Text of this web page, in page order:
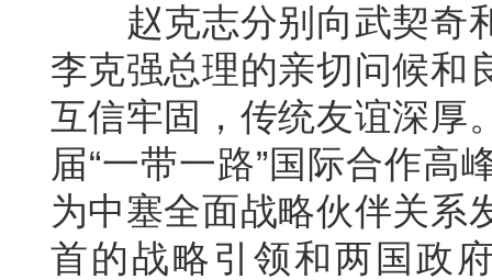
赵克志分别向武契奇和
李克强总理的亲切问候和
互信牢固，传统友谊深厚
届“一带一路”国际合作高
为中塞全面战略伙伴关系
首的战略引领和两国政